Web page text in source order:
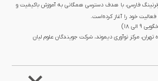
فارسی، با هدف دسترسی همگانی به آموزش باکیفیت و
تهران، مرکز نوآوری دیموند، شرکت جویندگان علوم لیان